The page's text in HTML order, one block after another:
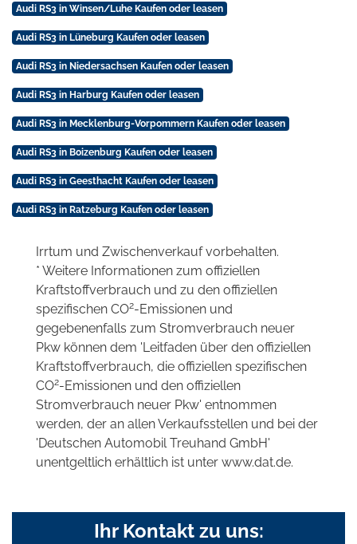
Audi RS3 in Winsen/Luhe Kaufen oder leasen
Audi RS3 in Lüneburg Kaufen oder leasen
Audi RS3 in Niedersachsen Kaufen oder leasen
Audi RS3 in Harburg Kaufen oder leasen
Audi RS3 in Mecklenburg-Vorpommern Kaufen oder leasen
Audi RS3 in Boizenburg Kaufen oder leasen
Audi RS3 in Geesthacht Kaufen oder leasen
Audi RS3 in Ratzeburg Kaufen oder leasen
Irrtum und Zwischenverkauf vorbehalten.
* Weitere Informationen zum offiziellen
Kraftstoffverbrauch und zu den offiziellen
spezifischen CO2-Emissionen und
gegebenenfalls zum Stromverbrauch neuer
Pkw können dem 'Leitfaden über den offiziellen
Kraftstoffverbrauch, die offiziellen spezifischen
CO2-Emissionen und den offiziellen
Stromverbrauch neuer Pkw' entnommen
werden, der an allen Verkaufsstellen und bei der
'Deutschen Automobil Treuhand GmbH'
unentgeltlich erhältlich ist unter www.dat.de.
Ihr Kontakt zu uns: